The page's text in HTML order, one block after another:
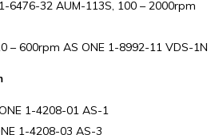
6476-32 AUM-113S, 100 – 2000rpm
– 600rpm AS ONE 1-8992-11 VDS-1N
1-4208-01 AS-1
1-4208-03 AS-3